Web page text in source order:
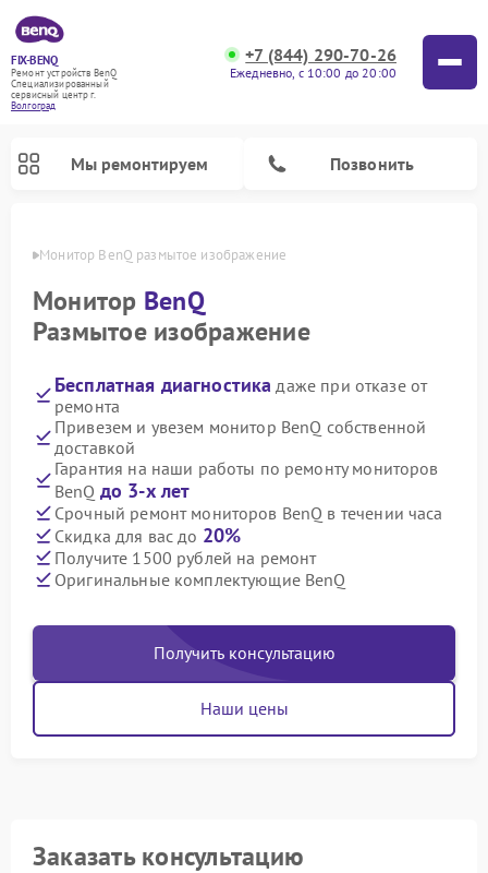
FIX-BENQ
Ремонт устройств BenQ
Специализированный
cервисный центр г.
Волгоград
+7 (844) 290-70-26
Ежедневно, с 10:00 до 20:00
Мы ремонтируем Позвонить
Монитор BenQ размытое изображение
Монитор BenQ
Размытое изображение
Бесплатная диагностика даже при отказе от
ремонта
Привезем и увезем монитор BenQ собственной
доставкой
Гарантия на наши работы по ремонту мониторов
BenQ до 3-х лет
Срочный ремонт мониторов BenQ в течении часа
Скидка для вас до 20%
Получите 1500 рублей на ремонт
Оригинальные комплектующие BenQ
Получить консультацию
Наши цены
Заказать консультацию